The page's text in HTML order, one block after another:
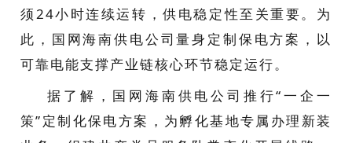
须24小时连续运转，供电稳定性至关重要。为
此，国网海南供电公司量身定制保电方案，以
可靠电能支撑产业链核心环节稳定运行。
据了解，国网海南供电公司推行“一企一
策”定制化保电方案，为孵化基地专属办理新装